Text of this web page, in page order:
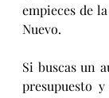
empieces de
Nuevo.
Si buscas un
presupuesto